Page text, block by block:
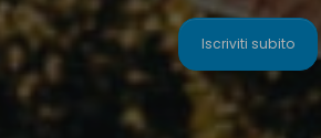
Iscriviti subito